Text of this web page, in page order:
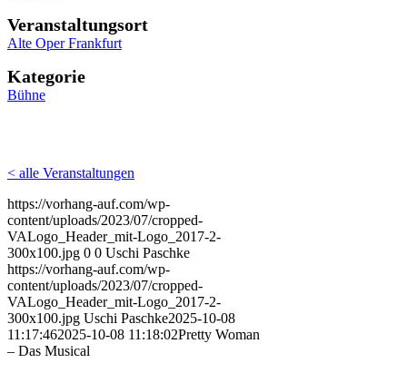
Veranstaltungsort
Alte Oper Frankfurt
Kategorie
Bühne
< alle Veranstaltungen
https://vorhang-auf.com/wp-
content/uploads/2023/07/cropped-
VALogo_Header_mit-Logo_2017-2-
300x100.jpg 0 0 Uschi Paschke
https://vorhang-auf.com/wp-
content/uploads/2023/07/cropped-
VALogo_Header_mit-Logo_2017-2-
300x100.jpg Uschi Paschke2025-10-08
11:17:462025-10-08 11:18:02Pretty Woman
– Das Musical